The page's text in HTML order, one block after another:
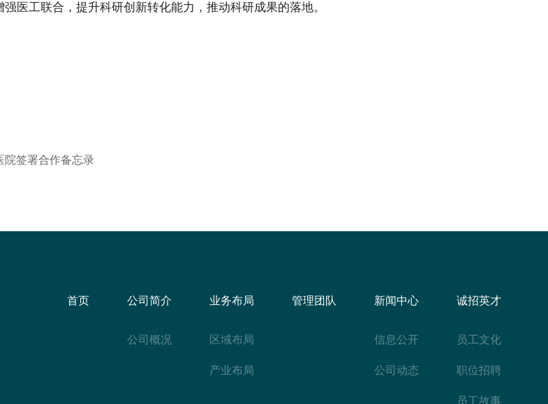
医工联合，提升科研创新转化能力，推动科研成果的落地。
院签署合作备忘录
首页 公司简介
公司概况
业务布局
区域布局
产业布局
管理团队 新闻中心
信息公开
公司动态
诚招英才
员工文化
职位招聘
员工故事